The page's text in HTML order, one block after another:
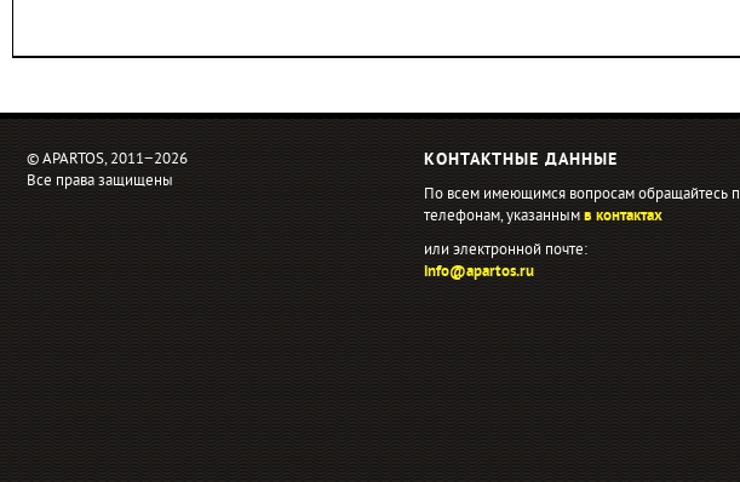
© APARTOS, 2011−2026
Все права защищены
КОНТАКТНЫЕ ДАННЫЕ
По всем имеющимся вопросам обращайтесь
телефонам, указаннымв контактах
или электронной почте:
info@apartos.ru